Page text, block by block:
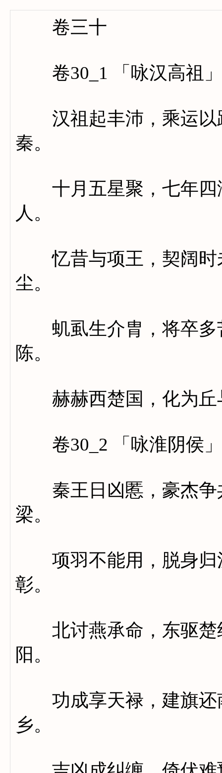
卷三十
卷30_1 「咏汉高祖
汉祖起丰沛，乘运以
秦。
十月五星聚，七年四
人。
忆昔与项王，契阔时
尘。
虮虱生介胄，将卒多
陈。
赫赫西楚国，化为丘
卷30_2 「咏淮阴侯
秦王日凶慝，豪杰争
梁。
项羽不能用，脱身归
彰。
北讨燕承命，东驱楚
阳。
功成享天禄，建旗还
乡。